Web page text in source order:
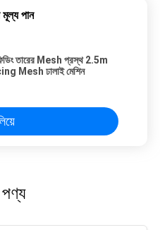
মূল্য পান
তারের Mesh প্রস্থ 2.5m
Mesh ঢালাই মেশিন
পণ্য